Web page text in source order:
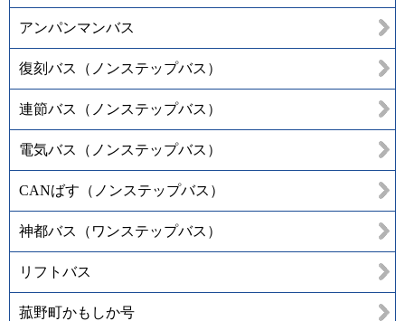
アンパンマンバス
復刻バス（ノンステップバス）
連節バス（ノンステップバス）
電気バス（ノンステップバス）
CANばす（ノンステップバス）
神都バス（ワンステップバス）
リフトバス
菰野町かもしか号